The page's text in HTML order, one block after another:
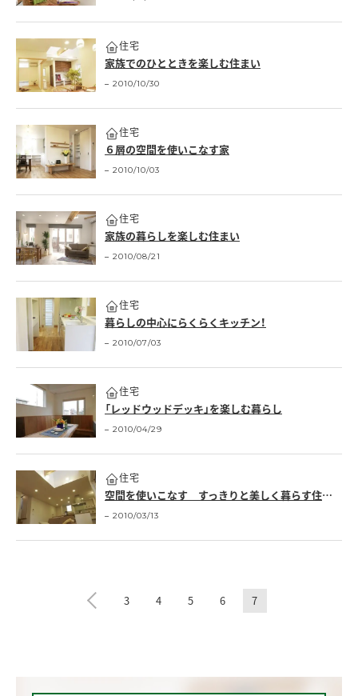
住宅
家族でのひとときを楽しむ住まい
2010/10/30
住宅
６層の空間を使いこなす家
2010/10/03
住宅
家族の暮らしを楽しむ住まい
2010/08/21
住宅
暮らしの中心にらくらくキッチン！
2010/07/03
住宅
「レッドウッドデッキ」を楽しむ暮らし
2010/04/29
住宅
空間を使いこなす すっきりと美しく暮らす住まい
2010/03/13
3 4 5 6 7